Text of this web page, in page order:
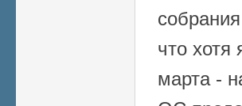
что хотя
марта -